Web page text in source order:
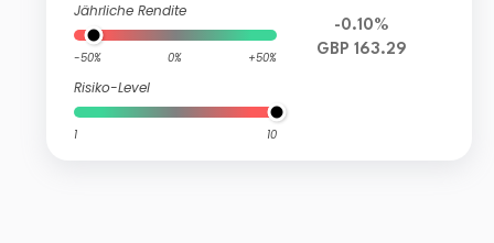
Jährliche Rendite
-50% 0% +50%
Risiko-Level
1 10
-0.10%
GBP 163.29